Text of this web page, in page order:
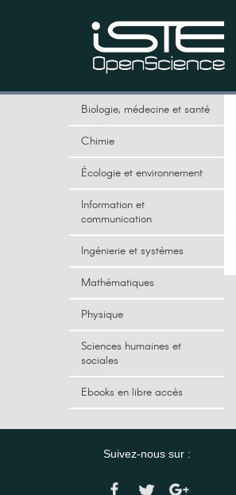
Biologie, médecine et santé
Chimie
Écologie et environnement
Information et
communication
Ingénierie et systèmes
Mathématiques
Physique
Sciences humaines et
sociales
Ebooks en libre accès
Suivez-nous sur :